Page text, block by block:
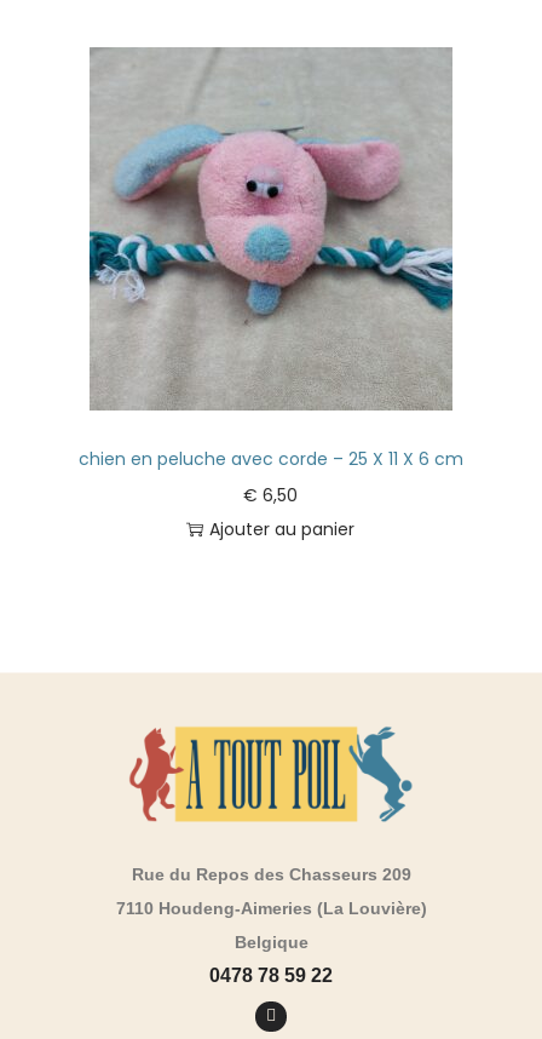
chien en peluche avec corde – 25 X 11 X 6 cm
€ 6,50
Ajouter au panier
Rue du Repos des Chasseurs 209
7110 Houdeng-Aimeries (La Louvière)
Belgique
0478 78 59 22